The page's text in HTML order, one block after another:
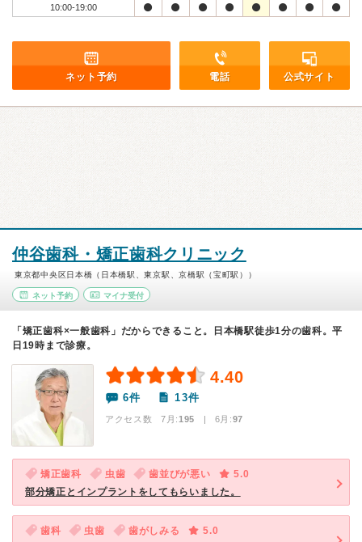
10:00-19:00
ネット予約 電話 公式サイト
仲谷歯科・矯正歯科クリニック
東京都中央区日本橋（日本橋駅、東京駅、京橋駅（宝町駅））
ネット予約 マイナ受付
「矯正歯科×一般歯科」だからできること。日本橋駅徒歩1分の歯科。平
日19時まで診療。
4.40
6件 13件
アクセス数 7月:195 | 6月:97
矯正歯科 虫歯 歯並びが悪い
5.0
部分矯正とインプラントをしてもらいました。
歯科 虫歯 歯がしみる
5.0